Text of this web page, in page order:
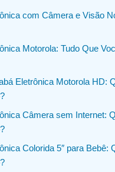
com Câmera e Visão
Motorola: Tudo Que
Eletrônica Motorola HD:
Câmera sem Internet:
Colorida 5″ para Bebê: